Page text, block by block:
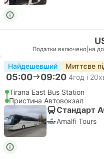
Податки включено на
Найдешевший Миттєве
05:00 09:20 4год і
Tirana East Bus Station
Пристина Автовокзал
Стандарт
Amalfi Tours